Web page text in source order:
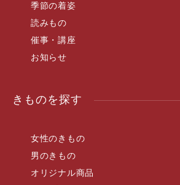
季節の着姿
読みもの
催事・講座
お知らせ
きものを探す
女性のきもの
男のきもの
オリジナル商品